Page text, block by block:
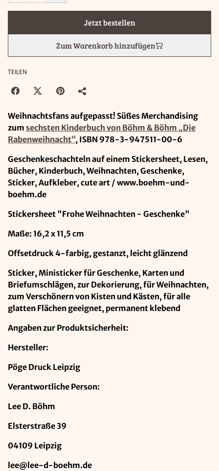
Jetzt bestellen
Zum Warenkorb hinzufügen
TEILEN
Weihnachtsfans aufgepasst! Süßes Merchandising
zum sechsten Kinderbuch von Böhm & Böhm „Die
Rabenweihnacht“, ISBN 978-3-947511-00-6
Geschenkeschachteln auf einem Stickersheet, Lesen,
Bücher, Kinderbuch, Weihnachten, Geschenke,
Sticker, Aufkleber, cute art / www.boehm-und-
boehm.de
Stickersheet "Frohe Weihnachten - Geschenke"
Maße: 16,2 x 11,5 cm
Offsetdruck 4-farbig, gestanzt, leicht glänzend
Sticker, Ministicker für Geschenke, Karten und
Briefumschlägen, zur Dekorierung, für Weihnachten,
zum Verschönern von Kisten und Kästen, für alle
glatten Flächen geeignet, permanent klebend
Angaben zur Produktsicherheit:
Hersteller:
Pöge Druck Leipzig
Verantwortliche Person:
Lee D. Böhm
Elsterstraße 39
04109 Leipzig
lee@lee-d-boehm.de